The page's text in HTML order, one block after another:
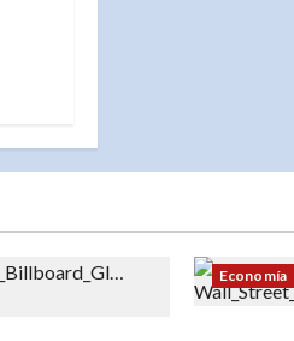
Economía